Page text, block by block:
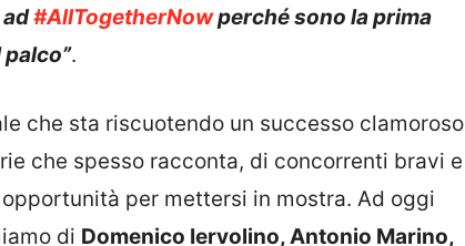
#AllTogetherNowperché sono la prima
.
che sta riscuotendo un successo clamoroso
che spesso racconta, di concorrenti bravi e
per mettersi in mostra. Ad oggi
di Domenico Iervolino, Antonio Marino,